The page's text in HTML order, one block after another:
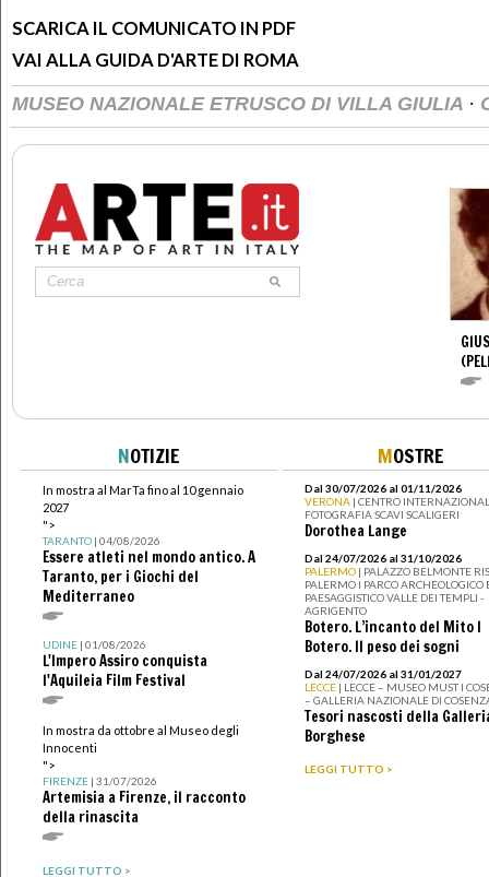
SCARICA IL COMUNICATO IN PDF
VAI ALLA GUIDA D'ARTE DI ROMA
MUSEO NAZIONALE ETRUSCO DI VILLA GIULIA ·
NOTIZIE
In mostra al MarTa fino al 10 gennaio
2027
">
TARANTO| 04/08/2026
Essere atleti nel mondo antico. A
Taranto, per i Giochi del
Mediterraneo
UDINE| 01/08/2026
L'Impero Assiro conquista
l'Aquileia Film Festival
In mostra da ottobre al Museo degli
Innocenti
">
FIRENZE| 31/07/2026
Artemisia a Firenze, il racconto
della rinascita
LEGGI TUTTO >
MOSTRE
Dal 30/07/2026 al 01/11/2026
VERONA | CENTRO
FOTOGRAFIA SCAVI SCALIGERI
Dorothea Lange
Dal 24/07/2026 al 31/10/2026
PALERMO | PALAZZO BELMONTE
PALERMO I PARCO ARCHEOLOGICO
PAESAGGISTICO VALLE DEI TEMPLI -
AGRIGENTO
Botero. L’incanto del Mito I
Botero. Il peso dei sogni
Dal 24/07/2026 al 31/01/2027
LECCE | LECCE – MUSEO MUST I
– GALLERIA NAZIONALE DI
Tesori nascosti della
Borghese
LEGGI TUTTO >